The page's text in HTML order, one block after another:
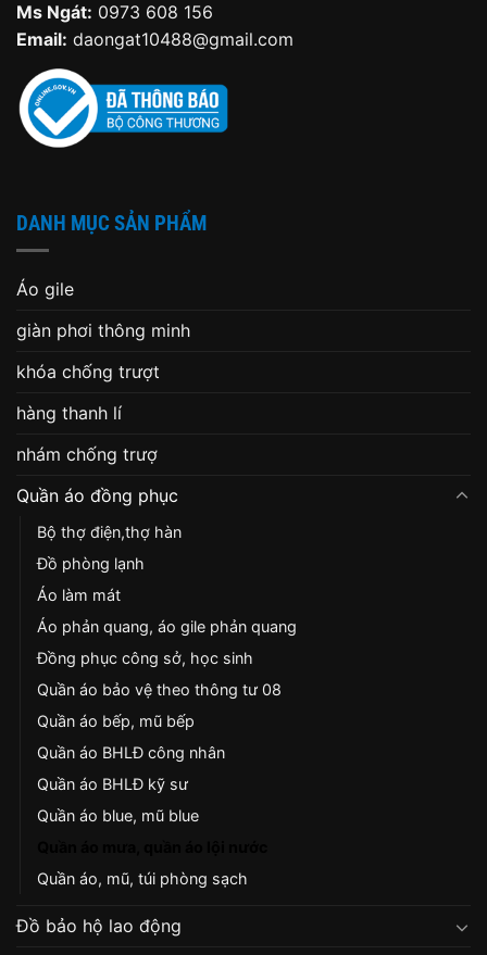
Ms Ngát: 0973 608 156
Email: daongat10488@gmail.com
DANH MỤC SẢN PHẨM
Áo gile
giàn phơi thông minh
khóa chống trượt
hàng thanh lí
nhám chống trượ
Quần áo đồng phục
Bộ thợ điện,thợ hàn
Đồ phòng lạnh
Áo làm mát
Áo phản quang, áo gile phản quang
Đồng phục công sở, học sinh
Quần áo bảo vệ theo thông tư 08
Quần áo bếp, mũ bếp
Quần áo BHLĐ công nhân
Quần áo BHLĐ kỹ sư
Quần áo blue, mũ blue
Quần áo, mũ, túi phòng sạch
Đồ bảo hộ lao động